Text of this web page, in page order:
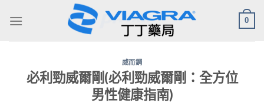
0
威而鋼
必利勁威爾剛(必利勁威爾剛：全方位
男性健康指南)